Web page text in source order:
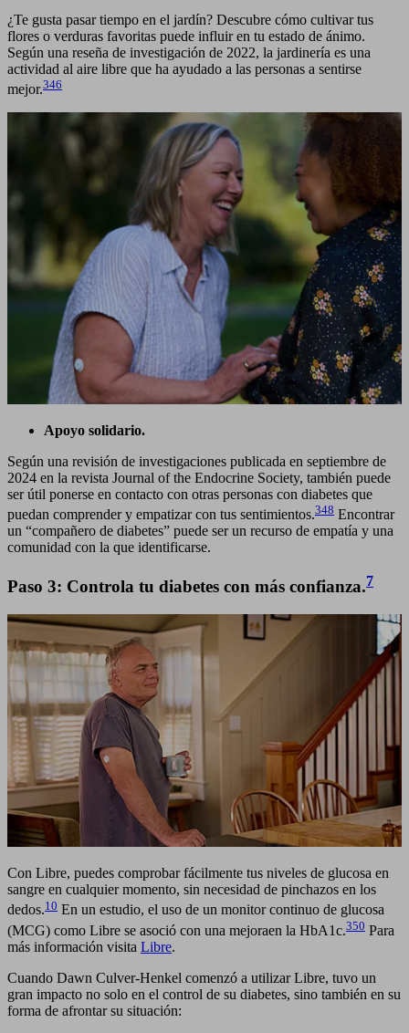
¿Te gusta pasar tiempo en el jardín? Descubre cómo cultivar tus
flores o verduras favoritas puede influir en tu estado de ánimo.
Según una reseña de investigación de 2022, la jardinería es una
actividad al aire libre que ha ayudado a las personas a sentirse
mejor.346
Apoyo solidario.
Según una revisión de investigaciones publicada en septiembre de
2024 en la revista Journal of the Endocrine Society, también puede
ser útil ponerse en contacto con otras personas con diabetes que
puedan comprender y empatizar con tus sentimientos.348 Encontrar
un “compañero de diabetes” puede ser un recurso de empatía y una
comunidad con la que identificarse.
Paso 3: Controla tu diabetes con más confianza.7
Con Libre, puedes comprobar fácilmente tus niveles de glucosa en
sangre en cualquier momento, sin necesidad de pinchazos en los
dedos.10 En un estudio, el uso de un monitor continuo de glucosa
(MCG) como Libre se asoció con una mejoraen la HbA1c.350 Para
más información visita Libre.
Cuando Dawn Culver-Henkel comenzó a utilizar Libre, tuvo un
gran impacto no solo en el control de su diabetes, sino también en su
forma de afrontar su situación: